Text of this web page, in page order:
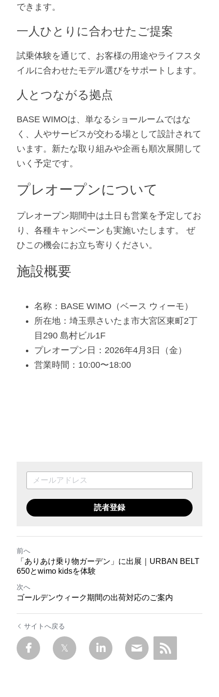
できます。
一人ひとりに合わせたご提案
試乗体験を通じて、お客様の用途やライフスタ
イルに合わせたモデル選びをサポートします。
人とつながる拠点
BASE WIMOは、単なるショールームではな
く、人やサービスが交わる場として設計されて
います。新たな取り組みや企画も順次展開して
いく予定です。
プレオープンについて
プレオープン期間中は土日も営業を予定してお
り、各種キャンペーンも実施いたします。 ぜ
ひこの機会にお立ち寄りください。
施設概要
名称：BASE WIMO（ベース ウィーモ）
所在地：埼玉県さいたま市大宮区東町2丁
目290 島村ビル1F
プレオープン日：2026年4月3日（金）
営業時間：10:00〜18:00
読者登録
前へ
「ありあけ乗り物ガーデン」に出展｜URBAN BELT
650とwimo kidsを体験
次へ
ゴールデンウィーク期間の出荷対応のご案内
サイトへ戻る